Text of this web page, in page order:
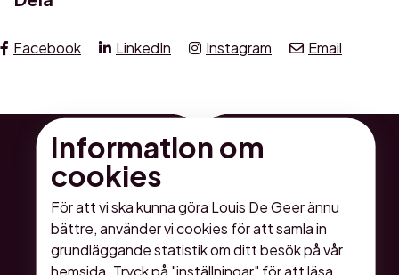
Facebook LinkedIn Instagram Email
Information om
cookies
För att vi ska kunna göra Louis De Geer ännu
bättre, använder vi cookies för att samla in
grundläggande statistik om ditt besök på vår
hemsida. Tryck på "inställningar" för att läsa